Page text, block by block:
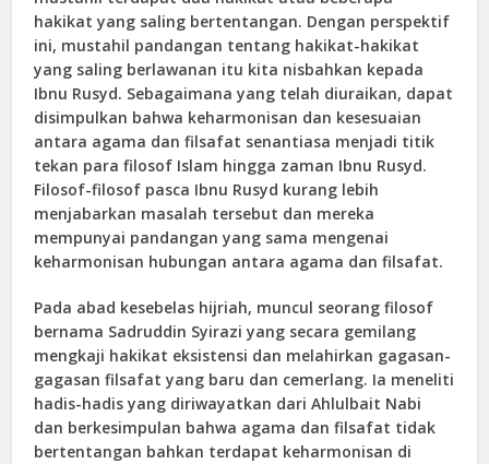
hakikat yang saling bertentangan. Dengan perspektif
ini, mustahil pandangan tentang hakikat-hakikat
yang saling berlawanan itu kita nisbahkan kepada
Ibnu Rusyd. Sebagaimana yang telah diuraikan, dapat
disimpulkan bahwa keharmonisan dan kesesuaian
antara agama dan filsafat senantiasa menjadi titik
tekan para filosof Islam hingga zaman Ibnu Rusyd.
Filosof-filosof pasca Ibnu Rusyd kurang lebih
menjabarkan masalah tersebut dan mereka
mempunyai pandangan yang sama mengenai
keharmonisan hubungan antara agama dan filsafat.
Pada abad kesebelas hijriah, muncul seorang filosof
bernama Sadruddin Syirazi yang secara gemilang
mengkaji hakikat eksistensi dan melahirkan gagasan-
gagasan filsafat yang baru dan cemerlang. Ia meneliti
hadis-hadis yang diriwayatkan dari Ahlulbait Nabi
dan berkesimpulan bahwa agama dan filsafat tidak
bertentangan bahkan terdapat keharmonisan di